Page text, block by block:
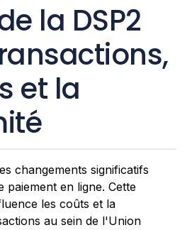
la DSP2
et la
changements significatifs
paiement en ligne. Cette
les coûts et la
au sein de l'Union